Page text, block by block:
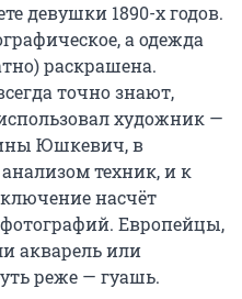
девушки 1890-х годов.
а одежда
раскрашена.
точно знают,
художник —
Юшкевич, в
техник, и к
насчёт
Европейцы,
акварель или
реже — гуашь.